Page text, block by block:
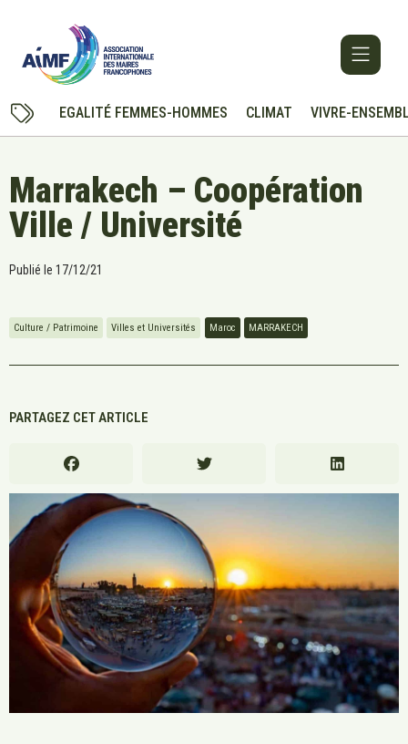
EGALITÉ FEMMES-HOMMES CLIMAT VIVRE-
Marrakech – Coopération
Ville / Université
Publié le 17/12/21
Culture / Patrimoine Villes et Universités Maroc MARRAKECH
PARTAGEZ CET ARTICLE